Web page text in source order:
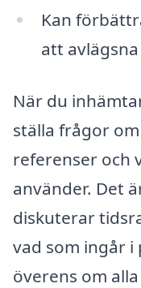
Kan
att
När du
ställa frågor
referenser och
använder. Det
diskuterar
vad som ingår i
överens om